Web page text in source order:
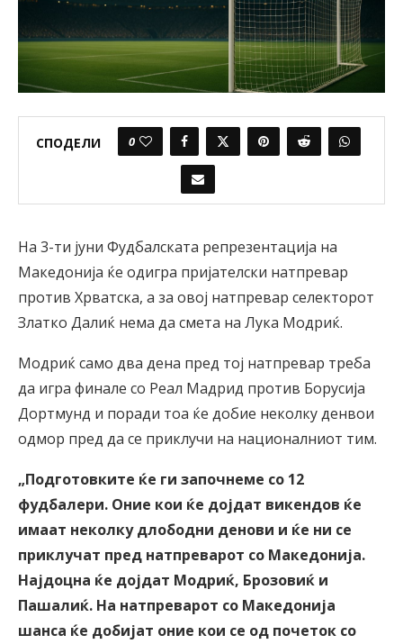
СПОДЕЛИ 0
На 3-ти јуни Фудбалската репрезентација на
Македонија ќе одигра пријателски натпревар
против Хрватска, а за овој натпревар селекторот
Златко Далиќ нема да смета на Лука Модриќ.
Модриќ само два дена пред тој натпревар треба
да игра финале со Реал Мадрид против Борусија
Дортмунд и поради тоа ќе добие неколку денвои
одмор пред да се приклучи на националниот тим.
„Подготовките ќе ги започнеме со 12
фудбалери. Оние кои ќе дојдат викендов ќе
имаат неколку длободни денови и ќе ни се
приклучат пред натпреварот со Македонија.
Најдоцна ќе дојдат Модриќ, Брозовиќ и
Пашалиќ. На натпреварот со Македонија
шанса ќе добијат оние кои се од почеток со